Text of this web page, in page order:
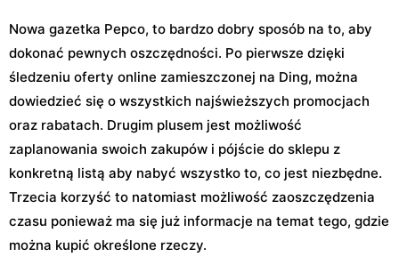
Nowa gazetka Pepco, to bardzo dobry sposób na to, aby
dokonać pewnych oszczędności. Po pierwsze dzięki
śledzeniu oferty online zamieszczonej na Ding, można
dowiedzieć się o wszystkich najświeższych promocjach
oraz rabatach. Drugim plusem jest możliwość
zaplanowania swoich zakupów i pójście do sklepu z
konkretną listą aby nabyć wszystko to, co jest niezbędne.
Trzecia korzyść to natomiast możliwość zaoszczędzenia
czasu ponieważ ma się już informacje na temat tego, gdzie
można kupić określone rzeczy.